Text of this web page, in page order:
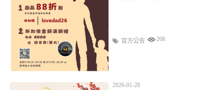
官方公告 208
2026-01-28